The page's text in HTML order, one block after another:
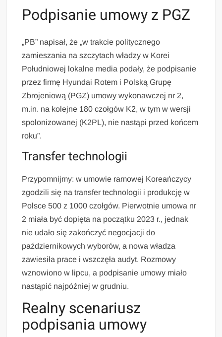
Podpisanie umowy z PGZ
„PB” napisał, że „w trakcie politycznego
zamieszania na szczytach władzy w Korei
Południowej lokalne media podały, że podpisanie
przez firmę Hyundai Rotem i Polską Grupę
Zbrojeniową (PGZ) umowy wykonawczej nr 2,
m.in. na kolejne 180 czołgów K2, w tym w wersji
spolonizowanej (K2PL), nie nastąpi przed końcem
roku”.
Transfer technologii
Przypomnijmy: w umowie ramowej Koreańczycy
zgodzili się na transfer technologii i produkcję w
Polsce 500 z 1000 czołgów. Pierwotnie umowa nr
2 miała być dopięta na początku 2023 r., jednak
nie udało się zakończyć negocjacji do
październikowych wyborów, a nowa władza
zawiesiła prace i wszczęła audyt. Rozmowy
wznowiono w lipcu, a podpisanie umowy miało
nastąpić najpóźniej w grudniu.
Realny scenariusz
podpisania umowy